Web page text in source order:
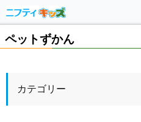
ペットずかん
カテゴリー